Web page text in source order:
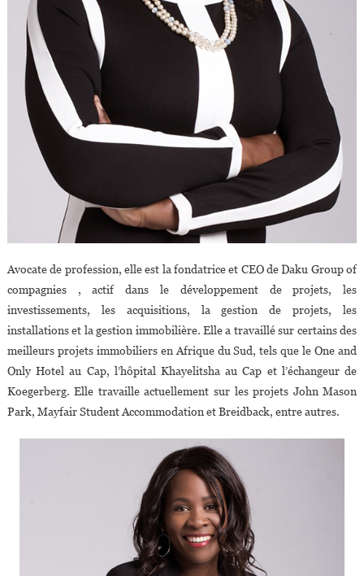
Avocate de profession, elle est la fondatrice et CEO de Daku Group of
compagnies , actif dans le développement de projets, les
investissements, les acquisitions, la gestion de projets, les
installations et la gestion immobilière. Elle a travaillé sur certains des
meilleurs projets immobiliers en Afrique du Sud, tels que le One and
Only Hotel au Cap, l’hôpital Khayelitsha au Cap et l’échangeur de
Koegerberg. Elle travaille actuellement sur les projets John Mason
Park, Mayfair Student Accommodation et Breidback, entre autres.